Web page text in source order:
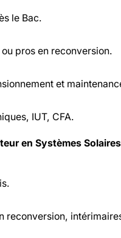
le Bac.
pros en reconversion.
et
IUT, CFA.
en Systèmes
reconversion,